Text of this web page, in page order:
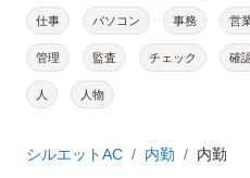
仕事 パソコン 事務 営
管理 監査 チェック 確
人 人物
シルエットAC 内勤 内勤